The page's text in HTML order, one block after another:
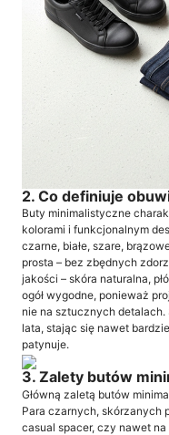
2. Co definiuje
Buty minimalistyczne
kolorami i funkcjonalnym
czarne, białe, szare,
prosta – bez zbędnych
jakości – skóra naturalna,
ogół wygodne, ponieważ
nie na sztucznych
lata, stając się nawet
patynuje.
3. Zalety butów
Główną zaletą butów
Para czarnych, skórzanych
casual spacer, czy nawet